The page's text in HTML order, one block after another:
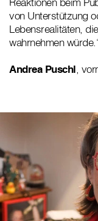
von Unterstützung
Lebensrealitäten,
wahrnehmen
Andrea Puschl ,